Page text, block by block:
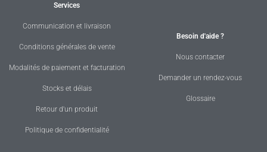
Services
Communication et livraison
Conditions générales de vente
Modalités de paiement et facturation
Stocks et délais
Retour d'un produit
Politique de confidentialité
Besoin d'aide ?
Nous contacter
Demander un rendez-vous
Glossaire